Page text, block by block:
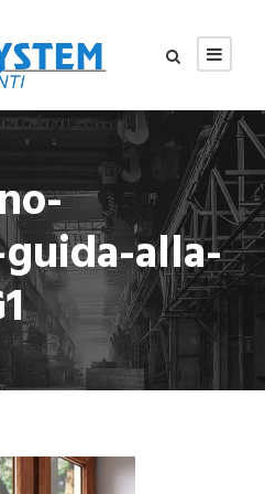
alla-